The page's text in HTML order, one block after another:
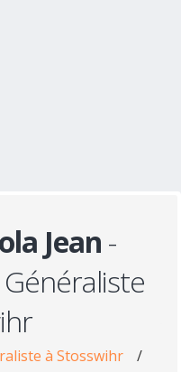
Jean -
à Stosswihr
/